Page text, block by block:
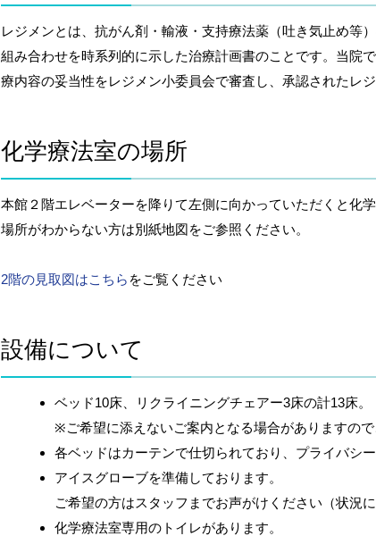
レジメンとは、抗がん剤・輸液・支持療法薬（吐き気止め等
組み合わせを時系列的に示した治療計画書のことです。当院
療内容の妥当性をレジメン小委員会で審査し、承認されたレ
化学療法室の場所
本館２階エレベーターを降りて左側に向かっていただくと化学
場所がわからない方は別紙地図をご参照ください。
2階の見取図はこちら をご覧ください
設備について
ベッド10床、リクライニングチェアー3床の計13床。
※ご希望に添えないご案内となる場合がありますので
各ベッドはカーテンで仕切られており、プライバシ
アイスグローブを準備しております。
ご希望の方はスタッフまでお声がけください（状況
化学療法室専用のトイレがあります。